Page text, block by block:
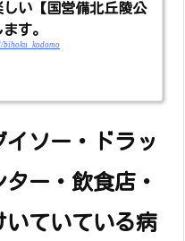
い【国営備北丘陵公
す。
bihoku_kodomo
ソー・ドラッ
ー・飲食店・
いていている病